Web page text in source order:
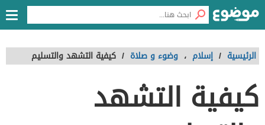
الرئيسية / إسلام ، وضوء و صلاة / كيفية التشهد والتسليم
كيفية التشهد